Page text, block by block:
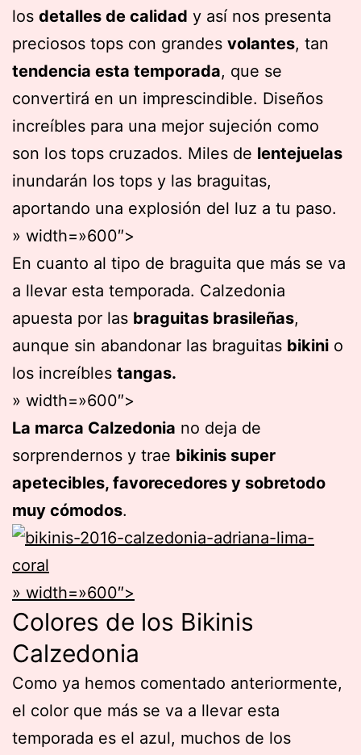
los detalles de calidad y así nos presenta
preciosos tops con grandes volantes, tan
tendencia esta temporada, que se
convertirá en un imprescindible. Diseños
increíbles para una mejor sujeción como
son los tops cruzados. Miles de lentejuelas
inundarán los tops y las braguitas,
aportando una explosión del luz a tu paso.
» width=»600″>
En cuanto al tipo de braguita que más se va
a llevar esta temporada. Calzedonia
apuesta por las braguitas brasileñas,
aunque sin abandonar las braguitas bikini o
los increíbles tangas.
» width=»600″>
La marca Calzedonia no deja de
sorprendernos y trae bikinis super
apetecibles, favorecedores y sobretodo
muy cómodos.
» width=»600″>
Colores de los Bikinis
Calzedonia
Como ya hemos comentado anteriormente,
el color que más se va a llevar esta
temporada es el azul, muchos de los